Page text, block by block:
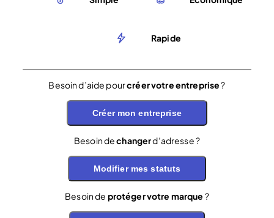
Rapide
Besoin d’aide pourcréer votre entreprise?
Créer mon entreprise
Besoin dechangerd’adresse ?
Modifier mes statuts
Besoin de protéger votre marque ?